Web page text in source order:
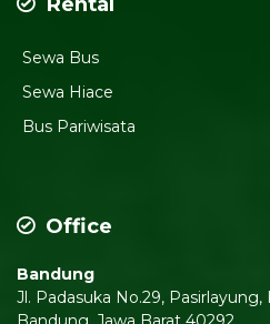
Sewa Bus
Sewa Hiace
Bus Pariwisata
Office
Bandung
Jl. Padasuka No.29,